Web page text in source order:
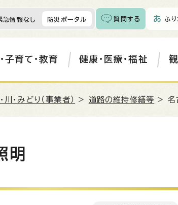
急情報なし 防災ポータル 質問する ふ
子育て・教育 健康・医療・福祉
川・みどり（事業者） > 道路の維持修繕等 > 名
明